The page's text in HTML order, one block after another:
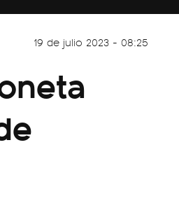
19 de julio 2023 - 08:25